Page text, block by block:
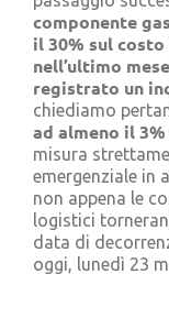
componente
il 30% sul
nell’ultimo
registrato un
chiediamo
ad almeno il 3%
misura
emergenziale in
non appena le
logistici
data di
oggi, lunedì 23